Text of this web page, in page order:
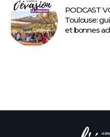
PODCAST
Toulouse:
et bonnes